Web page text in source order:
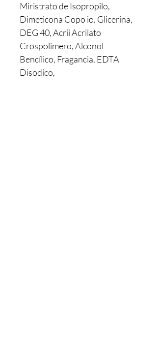
Miristrato de Isopropilo,
Dimeticona Copo io. Glicerina,
DEG 40, Acrii Acrilato
Crospolimero, Alconol
Bencílico, Fragancia, EDTA
Disodico,